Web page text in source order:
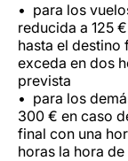
para los
reducida a 125
hasta el destino
exceda en dos
prevista
para los
300 € en caso
final con una
horas la hora